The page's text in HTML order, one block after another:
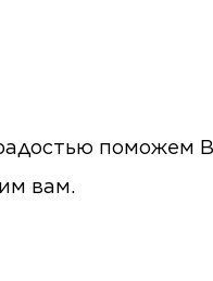
поможем
вам.